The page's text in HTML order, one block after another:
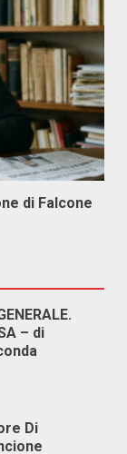
di Falcone
– di
Di